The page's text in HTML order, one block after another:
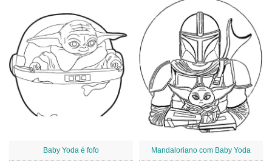
Baby Yoda é fofo Mandaloriano com Baby Yoda